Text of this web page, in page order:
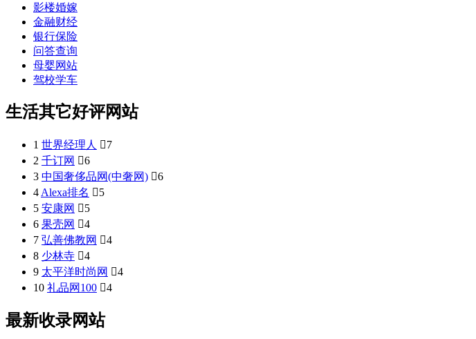
影楼婚嫁
金融财经
银行保险
问答查询
母婴网站
驾校学车
生活其它好评网站
1 世界经理人 7
2 千订网 6
3 中国奢侈品网(中奢网) 6
4 Alexa排名 5
5 安康网 5
6 果壳网 4
7 弘善佛教网 4
8 少林寺 4
9 太平洋时尚网 4
10 礼品网100 4
最新收录网站